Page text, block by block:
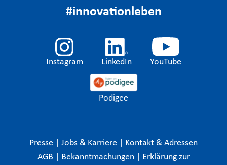
#innovationleben
Instagram LinkedIn YouTube
Podigee
Presse Jobs & Karriere
Kontakt & Adressen
AGB
Bekanntmachungen
Erklärung zur